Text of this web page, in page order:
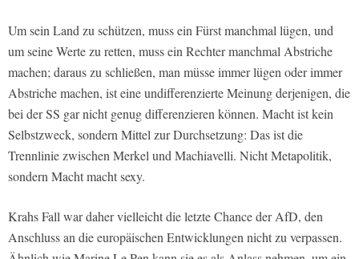
Um sein Land zu schützen, muss ein Fürst manchmal lügen, und
um seine Werte zu retten, muss ein Rechter manchmal Abstriche
machen; daraus zu schließen, man müsse immer lügen oder immer
Abstriche machen, ist eine undifferenzierte Meinung derjenigen, die
bei der SS gar nicht genug differenzieren können. Macht ist kein
Selbstzweck, sondern Mittel zur Durchsetzung: Das ist die
Trennlinie zwischen Merkel und Machiavelli. Nicht Metapolitik,
sondern Macht macht sexy.
Krahs Fall war daher vielleicht die letzte Chance der AfD, den
Anschluss an die europäischen Entwicklungen nicht zu verpassen.